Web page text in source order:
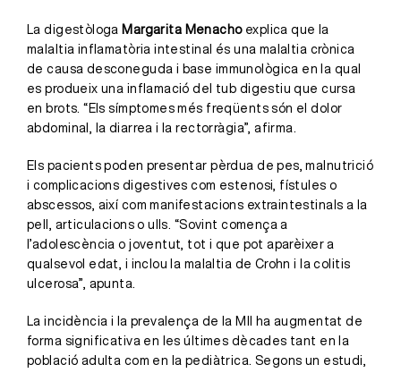
La digestòloga Margarita Menachoexplica que la
malaltia inflamatòria intestinal és una malaltia crònica
de causa desconeguda i base immunològica en la qual
es produeix una inflamació del tub digestiu que cursa
en brots. “Els símptomes més freqüents són el dolor
abdominal, la diarrea i la rectorràgia”, afirma.
Els pacients poden presentar pèrdua de pes, malnutrició
i complicacions digestives com estenosi, fístules o
abscessos, així com manifestacions extraintestinals a la
pell, articulacions o ulls. “Sovint comença a
l’adolescència o joventut, tot i que pot aparèixer a
qualsevol edat, i inclou la malaltia de Crohn i la colitis
ulcerosa”, apunta.
La incidència i la prevalença de la MII ha augmentat de
forma significativa en les últimes dècades tant en la
població adulta com en la pediàtrica. Segons un estudi,